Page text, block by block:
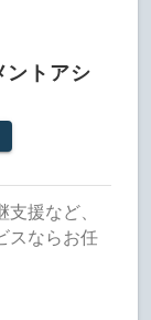
ントアシ
援など、
スならお任